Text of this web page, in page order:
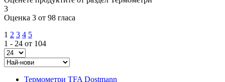
3
Оценка 3 от 98 гласа
1 2 3 4 5
1 - 24 от 104
Термометри TFA Dostmann